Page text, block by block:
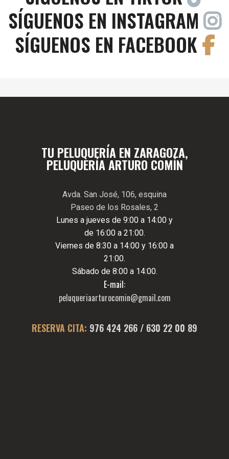
SÍGUENOS EN INSTAGRAM
SÍGUENOS EN FACEBOOK
TU PELUQUERÍA EN ZARAGOZA,
PELUQUERÍA ARTURO COMÍN
Avda. San José, 106, esquina
Paseo de los Rosales, 2
Lunes a jueves de 9:00 a 14:00 y
de 16:00 a 21:00.
Viernes de 8:30 a 14:00 y 16:00 a
21:00.
Sábado de 8:00 a 14:00.
E-mail:
peluqueriaarturocomin@gmail.com
RESERVA CITA: 976 424 266 / 630 22 00 89